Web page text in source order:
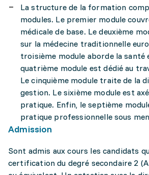
La structure de la formation
modules. Le premier module
médicale de base. Le deuxième
sur la médecine traditionnelle
troisième module aborde la santé
quatrième module est dédié au
Le cinquième module traite de la
gestion. Le sixième module est
pratique. Enfin, le septième
pratique professionnelle sous
Admission
Sont admis aux cours les candidats
certification du degré secondaire 2